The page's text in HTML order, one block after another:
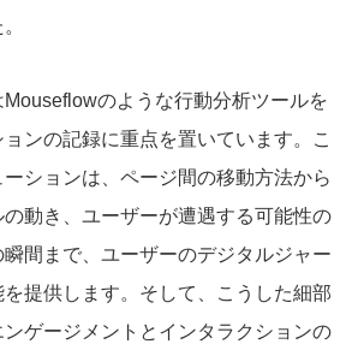
のような行動分析ツールを
ンの記録に重点を置いています。こ
ションは、ページ間の移動方法から
動き、ユーザーが遭遇する可能性の
間まで、ユーザーのデジタルジャー
提供します。そして、こうした細部
ゲージメントとインタラクションの